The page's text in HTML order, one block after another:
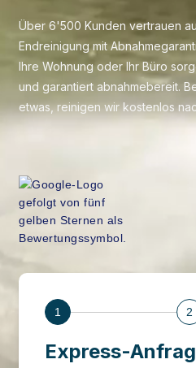
Über 6'500 Kunden vertrauen
Endreinigung mit
Ihre Wohnung oder Ihr Büro
und garantiert abnahmebereit.
etwas, reinigen wir kostenlos
1 2
Express-